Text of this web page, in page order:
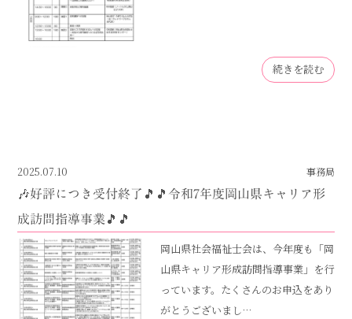
続きを読む
2025.07.10 事務局
🎶好評につき受付終了🎵🎵令和7年度岡山県キャリア形
成訪問指導事業🎵🎵
岡山県社会福祉士会は、今年度も「岡
山県キャリア形成訪問指導事業」を行
っています。たくさんのお申込をあり
がとうございまし…